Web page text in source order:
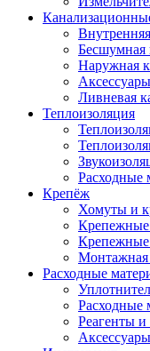
Бесшумная
Наружная
Ливневая
Теплоизоляция
Расходные
Крепёж
Хомуты и
Монтажная
Расходные
Расходные
Реагенты и